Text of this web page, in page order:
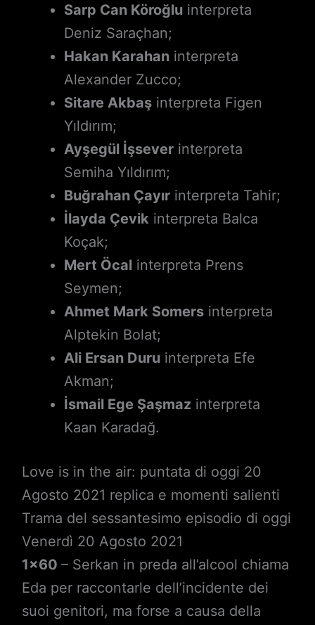
Sarp Can Köroğluinterpreta
Deniz Saraçhan;
Hakan Karahaninterpreta
Alexander Zucco;
Sitare Akbaşinterpreta Figen
Yıldırım;
Ayşegül İşseverinterpreta
Semiha Yıldırım;
Buğrahan Çayırinterpreta Tahir;
İlayda Çevikinterpreta Balca
Koçak;
Mert Öcal interpreta Prens
Seymen;
Ahmet Mark Somersinterpreta
Alptekin Bolat;
Ali Ersan Duruinterpreta Efe
Akman;
İsmail Ege Şaşmazinterpreta
Kaan Karadağ.
Love is in the air: puntata di oggi 20
Agosto 2021 replica e momenti salienti
Trama del sessantesimo episodio di oggi
Venerdì 20 Agosto 2021
1×60 – Serkan in preda all’alcool chiama
Eda per raccontarle dell’incidente dei
suoi genitori, ma forse a causa della